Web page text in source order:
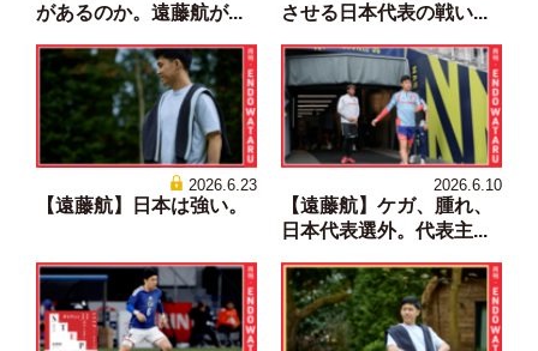
があるのか。遠藤航が...
させる日本代表の戦い...
2026.6.23
【遠藤航】日本は強い。
2026.6.10
【遠藤航】ケガ、腫れ、
日本代表選外。代表主...